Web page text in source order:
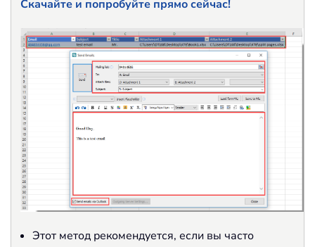
Скачайте и попробуйте прямо сейчас!
Этот метод рекомендуется, если вы часто